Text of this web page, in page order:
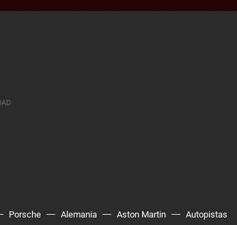
Porsche Alemania Aston Martin Autopistas